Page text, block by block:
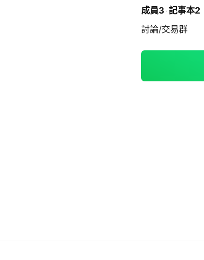
成員3 記事本2
討論/交易群